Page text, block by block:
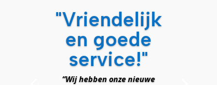
"Vriendelijk
en goede
service!"
“Wij hebben onze nieuwe